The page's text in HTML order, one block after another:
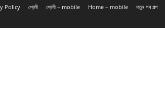
Policy শ্রেনী শ্রেনী – mobile Home – mobile নতুন সব গল্প